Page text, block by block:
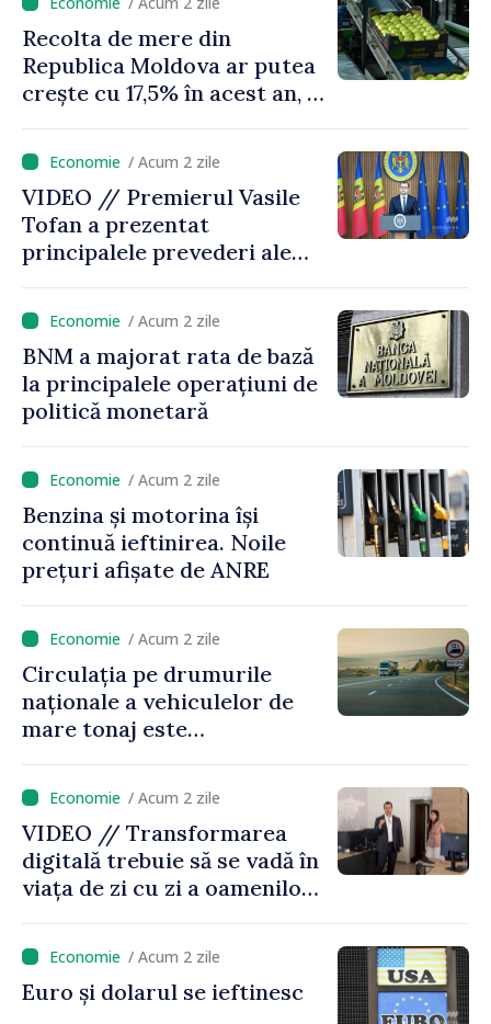
investițiile, taxăm viciile și
echilibrăm taxarea
consumului”
Recolta de mere din
Republica Moldova ar putea
crește cu 17,5% în acest an, în
este estimată în scădere
/ Acum 2 zile
VIDEO // Premierul Vasile
Tofan a prezentat
principalele prevederi ale
2027
/ Acum 2 zile
BNM a majorat rata de bază
la principalele operațiuni de
politică monetară
/ Acum 2 zile
Benzina și motorina își
continuă ieftinirea. Noile
prețuri afișate de ANRE
/ Acum 2 zile
Circulația pe drumurile
naționale a vehiculelor de
mare tonaj este
caniculă
/ Acum 2 zile
VIDEO // Transformarea
digitală trebuie să se vadă în
viața de zi cu zi a oamenilor
funcționează economia:
premierul Vasile Tofan, în
vizită la AGE
/ Acum 2 zile
Euro și dolarul se ieftinesc